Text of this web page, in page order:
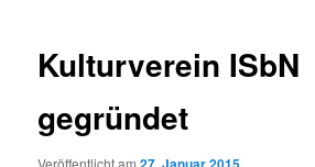
Kulturverein ISbN
gegründet
Veröffentlicht am